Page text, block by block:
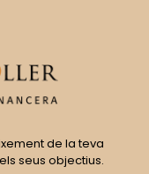
de la teva
seus objectius.